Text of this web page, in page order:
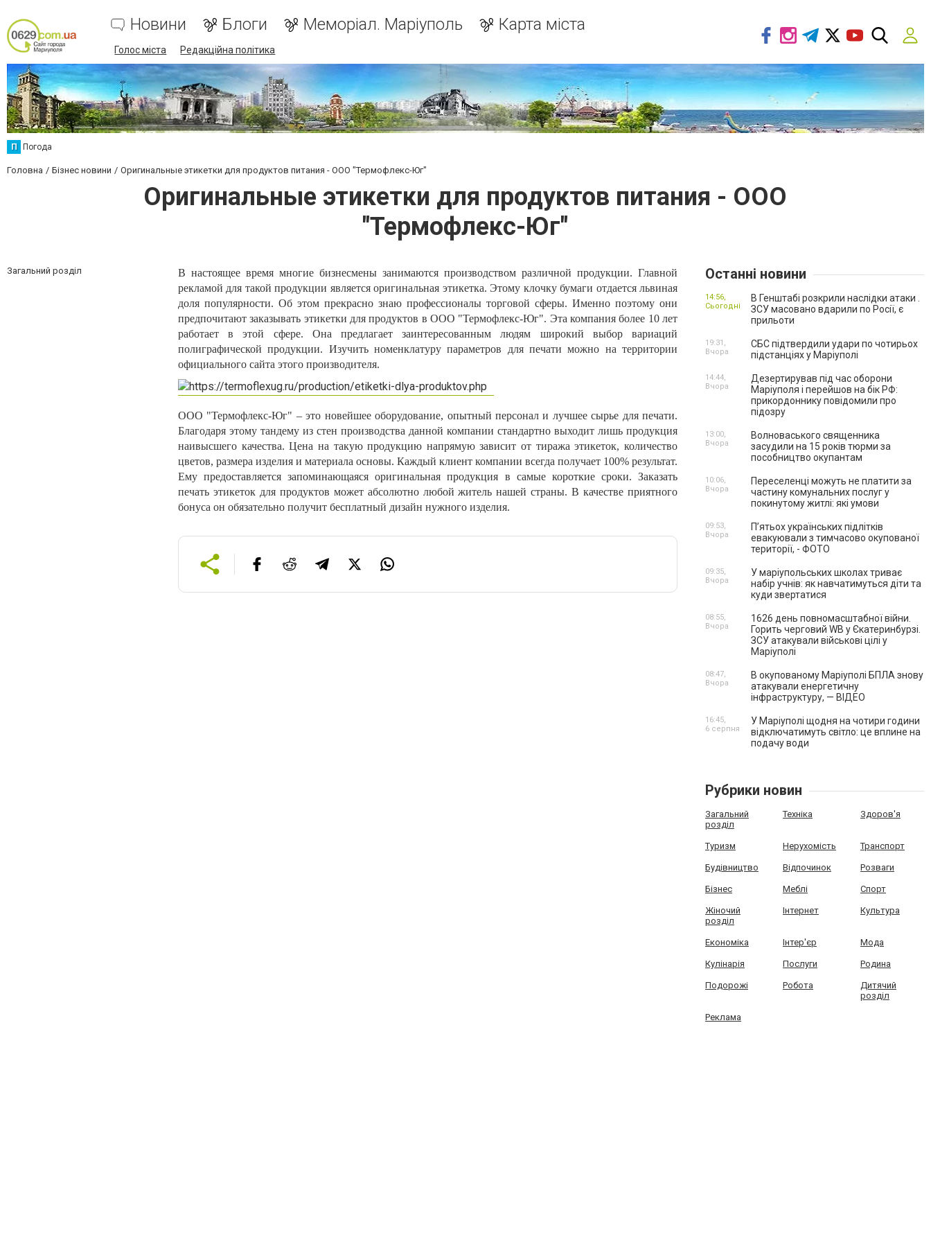
Новини Блоги Меморіал. Маріуполь Карта міста
Голос міста Редакційна політика
П Погода
Головна Бізнес новини Оригинальные этикетки для продуктов питания - ООО "Термофлекс-Юг"
Оригинальные этикетки для продуктов питания - ООО
"Термофлекс-Юг"
Загальний розділ
В настоящее время многие бизнесмены занимаются производством различной продукции. Главной
рекламой для такой продукции является оригинальная этикетка. Этому клочку бумаги отдается львиная
доля популярности. Об этом прекрасно знаю профессионалы торговой сферы. Именно поэтому они
предпочитают заказывать этикетки для продуктов в ООО "Термофлекс-Юг". Эта компания более 10 лет
работает в этой сфере. Она предлагает заинтересованным людям широкий выбор вариаций
полиграфической продукции. Изучить номенклатуру параметров для печати можно на территории
официального сайта этого производителя.
ООО "Термофлекс-Юг" – это новейшее оборудование, опытный персонал и лучшее сырье для печати.
Благодаря этому тандему из стен производства данной компании стандартно выходит лишь продукция
наивысшего качества. Цена на такую продукцию напрямую зависит от тиража этикеток, количество
цветов, размера изделия и материала основы. Каждый клиент компании всегда получает 100% результат.
Ему предоставляется запоминающаяся оригинальная продукция в самые короткие сроки. Заказать
печать этикеток для продуктов может абсолютно любой житель нашей страны. В качестве приятного
бонуса он обязательно получит бесплатный дизайн нужного изделия.
Останні новини
В Генштабі розкрили наслідки атаки .
ЗСУ масовано вдарили по Росії, є
прильоти
14:56,
Сьогодні
СБС підтвердили удари по чотирьох
підстанціях у Маріуполі
19:31,
Вчора
Дезертирував під час оборони
Маріуполя і перейшов на бік РФ:
прикордоннику повідомили про
підозру
14:44,
Вчора
Волноваського священника
засудили на 15 років тюрми за
пособництво окупантам
13:00,
Вчора
Переселенці можуть не платити за
частину комунальних послуг у
покинутому житлі: які умови
10:06,
Вчора
П’ятьох українських підлітків
евакуювали з тимчасово окупованої
території, - ФОТО
09:53,
Вчора
У маріупольських школах триває
набір учнів: як навчатимуться діти та
куди звертатися
09:35,
Вчора
1626 день повномасштабної війни.
Горить черговий WB у Єкатеринбурзі.
ЗСУ атакували військові цілі у
Маріуполі
08:55,
Вчора
В окупованому Маріуполі БПЛА знову
атакували енергетичну
інфраструктуру, — ВІДЕО
08:47,
Вчора
У Маріуполі щодня на чотири години
відключатимуть світло: це вплине на
подачу води
16:45,
6 серпня
Рубрики новин
Загальний
розділ
Техніка Здоров'я
Туризм Нерухомість Транспорт
Будівництво Відпочинок Розваги
Бізнес Меблі Спорт
Жіночий
розділ
Інтернет Культура
Економіка Інтер'єр Мода
Кулінарія Послуги Родина
Подорожі Робота
Дитячий
розділ
Реклама